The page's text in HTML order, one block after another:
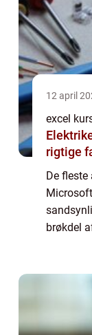
12 april
excel
Elektriker herlev
rigtige
De
brøkdel